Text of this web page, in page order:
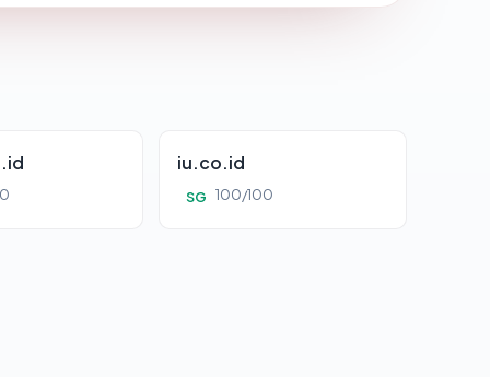
iu.co.id
SG 100/100